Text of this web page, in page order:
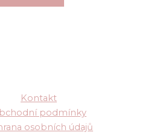
Kontakt
podmínky
osobních údajů